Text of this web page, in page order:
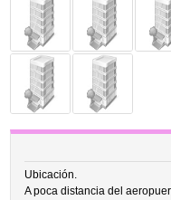
Ubicación.
A poca distancia del